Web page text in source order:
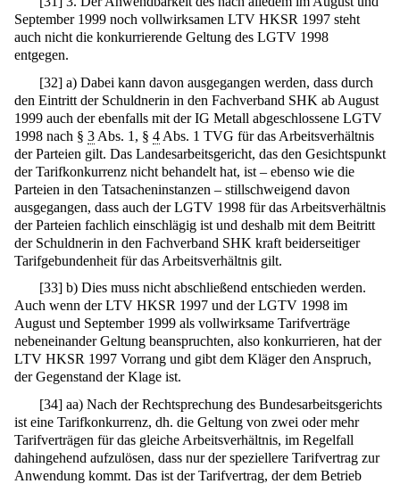
September 1999 noch vollwirksamen LTV HKSR 1997 steht
auch nicht die konkurrierende Geltung des LGTV 1998
entgegen.
[32] a) Dabei kann davon ausgegangen werden, dass durch
den Eintritt der Schuldnerin in den Fachverband SHK ab August
1999 auch der ebenfalls mit der IG Metall abgeschlossene LGTV
1998 nach § 3 Abs. 1, § 4 Abs. 1 TVG für das Arbeitsverhältnis
der Parteien gilt. Das Landesarbeitsgericht, das den Gesichtspunkt
der Tarifkonkurrenz nicht behandelt hat, ist – ebenso wie die
Parteien in den Tatsacheninstanzen – stillschweigend davon
ausgegangen, dass auch der LGTV 1998 für das Arbeitsverhältnis
der Parteien fachlich einschlägig ist und deshalb mit dem Beitritt
der Schuldnerin in den Fachverband SHK kraft beiderseitiger
Tarifgebundenheit für das Arbeitsverhältnis gilt.
[33] b) Dies muss nicht abschließend entschieden werden.
Auch wenn der LTV HKSR 1997 und der LGTV 1998 im
August und September 1999 als vollwirksame Tarifverträge
nebeneinander Geltung beanspruchten, also konkurrieren, hat der
LTV HKSR 1997 Vorrang und gibt dem Kläger den Anspruch,
der Gegenstand der Klage ist.
[34] aa) Nach der Rechtsprechung des Bundesarbeitsgerichts
ist eine Tarifkonkurrenz, dh. die Geltung von zwei oder mehr
Tarifverträgen für das gleiche Arbeitsverhältnis, im Regelfall
dahingehend aufzulösen, dass nur der speziellere Tarifvertrag zur
Anwendung kommt. Das ist der Tarifvertrag, der dem Betrieb